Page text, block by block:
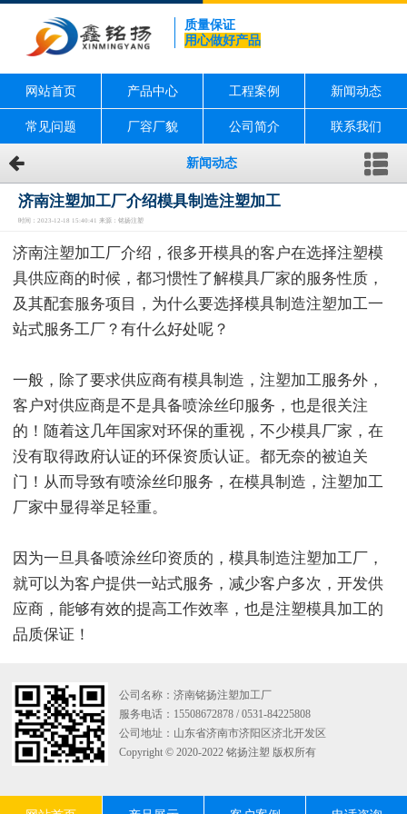
质量保证
用心做好产品
网站首页 产品中心 工程案例 新闻动态
常见问题 厂容厂貌 公司简介 联系我们
新闻动态
济南注塑加工厂介绍模具制造注塑加工
时间：2023-12-18 15:40:41 来源：铭扬注塑
济南注塑加工厂介绍，很多开模具的客户在选择注塑模
具供应商的时候，都习惯性了解模具厂家的服务性质，
及其配套服务项目，为什么要选择模具制造注塑加工一
站式服务工厂？有什么好处呢？
一般，除了要求供应商有模具制造，注塑加工服务外，
客户对供应商是不是具备喷涂丝印服务，也是很关注
的！随着这几年国家对环保的重视，不少模具厂家，在
没有取得政府认证的环保资质认证。都无奈的被迫关
门！从而导致有喷涂丝印服务，在模具制造，注塑加工
厂家中显得举足轻重。
因为一旦具备喷涂丝印资质的，模具制造注塑加工厂，
就可以为客户提供一站式服务，减少客户多次，开发供
应商，能够有效的提高工作效率，也是注塑模具加工的
品质保证！
公司名称：济南铭扬注塑加工厂
服务电话：15508672878 / 0531-84225808
公司地址：山东省济南市济阳区济北开发区
Copyright © 2020-2022 铭扬注塑 版权所有